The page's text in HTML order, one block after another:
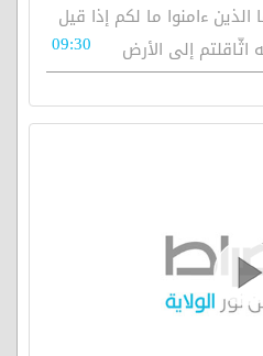
49 - يأيها الذين ءامنوا ما لكم إذا قيل
اثّاقلتم إلى الأرض
09:30